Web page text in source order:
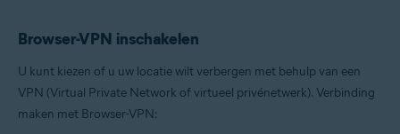
Browser-VPN inschakelen
U kunt kiezen of u uw locatie wilt verbergen met behulp van een
VPN (Virtual Private Network of virtueel privénetwerk). Verbinding
maken met Browser-VPN: